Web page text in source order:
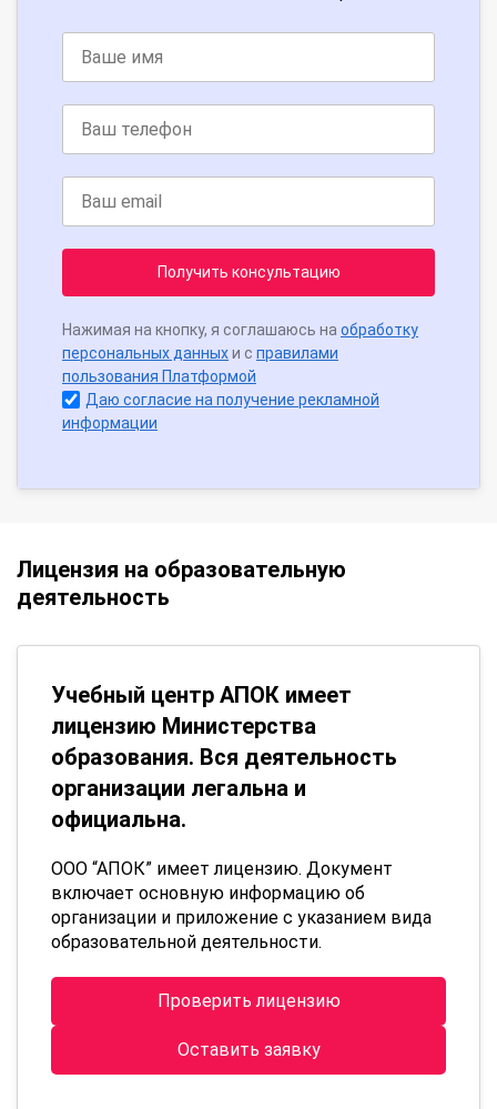
Получить консультацию
Нажимая на кнопку, я соглашаюсь на обработку
персональных данныхи с правилами
пользования Платформой
Даю согласие на получение рекламной
информации
Лицензия на образовательную
деятельность
Учебный центр АПОК имеет
лицензию Министерства
образования. Вся деятельность
организации легальна и
официальна.
ООО “АПОК” имеет лицензию. Документ
включает основную информацию об
организации и приложение с указанием вида
образовательной деятельности.
Проверить лицензию
Оставить заявку